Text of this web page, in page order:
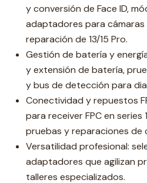
y conversión de Face ID,
adaptadores para
reparación de 13/15 Pro.
Gestión de batería y
y extensión de batería,
y bus de detección para
Conectividad y repuestos
para receiver FPC en
pruebas y reparaciones de
Versatilidad profesional:
adaptadores que agilizan
talleres especializados.